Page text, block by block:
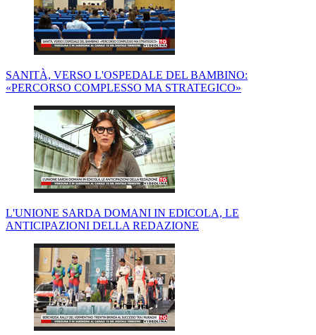
SANITÀ, VERSO L'OSPEDALE DEL BAMBINO:
«PERCORSO COMPLESSO MA STRATEGICO»
L'UNIONE SARDA DOMANI IN EDICOLA, LE
ANTICIPAZIONI DELLA REDAZIONE